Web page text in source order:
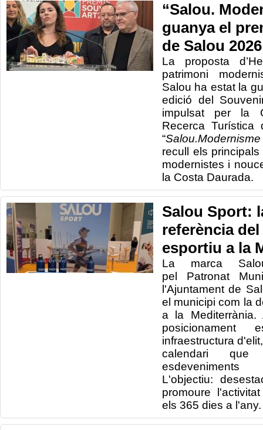
“Salou.
guanya el
de Salou 2026
La proposta
patrimoni
Salou ha estat la
edició del
impulsat per la
Recerca
“
recull els
modernistes i
la Costa Daurada.
Salou Sport:
referència
esportiu a la
La marca
pel Patronat
l'Ajuntament de
el municipi com la
a la Mediterrània.
infraestructura
calendari
L'objectiu:
promoure
els 365 dies a l'any.